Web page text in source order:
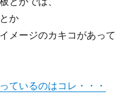
ム か
メージのカキコがあって
ているのはコレ・・・